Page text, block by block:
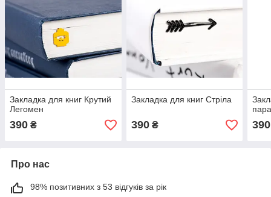
Закладка для книг Крутий
Легомен
390 ₴
Закладка для книг Стріла
390₴ 390
Про нас
98% позитивних з 53 відгуків за рік